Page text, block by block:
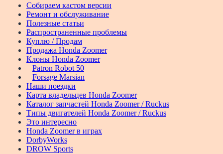
Собираем кастом версии
Ремонт и обслуживание
Полезные статьи
Распространенные проблемы
Куплю / Продам
Продажа Honda Zoomer
Клоны Honda Zoomer
Patron Robot 50
Forsage Marsian
Наши поездки
Карта владельцев Honda Zoomer
Каталог запчастей Honda Zoomer / Ruckus
Типы двигателей Honda Zoomer / Ruckus
Это интересно
Honda Zoomer в играх
DorbyWorks
DROW Sports